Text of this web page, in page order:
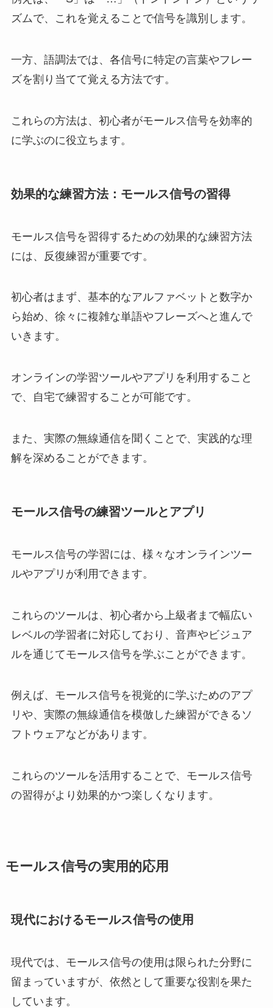
ズムで、これを覚えることで信号を識別します。
一方、語調法では、各信号に特定の言葉やフレー
ズを割り当てて覚える方法です。
これらの方法は、初心者がモールス信号を効率的
に学ぶのに役立ちます。
効果的な練習方法：モールス信号の習得
モールス信号を習得するための効果的な練習方法
には、反復練習が重要です。
初心者はまず、基本的なアルファベットと数字か
ら始め、徐々に複雑な単語やフレーズへと進んで
いきます。
オンラインの学習ツールやアプリを利用すること
で、自宅で練習することが可能です。
また、実際の無線通信を聞くことで、実践的な理
解を深めることができます。
モールス信号の練習ツールとアプリ
モールス信号の学習には、様々なオンラインツー
ルやアプリが利用できます。
これらのツールは、初心者から上級者まで幅広い
レベルの学習者に対応しており、音声やビジュア
ルを通じてモールス信号を学ぶことができます。
例えば、モールス信号を視覚的に学ぶためのアプ
リや、実際の無線通信を模倣した練習ができるソ
フトウェアなどがあります。
これらのツールを活用することで、モールス信号
の習得がより効果的かつ楽しくなります。
モールス信号の実用的応用
現代におけるモールス信号の使用
現代では、モールス信号の使用は限られた分野に
留まっていますが、依然として重要な役割を果た
しています。